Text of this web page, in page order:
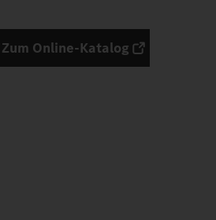
Zum Online-Katalog